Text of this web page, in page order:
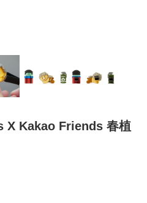
X Kakao Friends 春植